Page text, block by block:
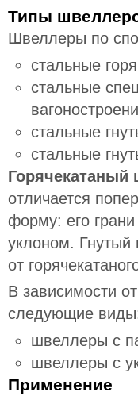
Типы
Швеллеры по
стальные
стальные
стальные
стальные
Горячекатаный
отличается
форму: его
уклоном. Гнутый
от
В зависимости
следующие
швеллеры с
швеллеры с
Применение